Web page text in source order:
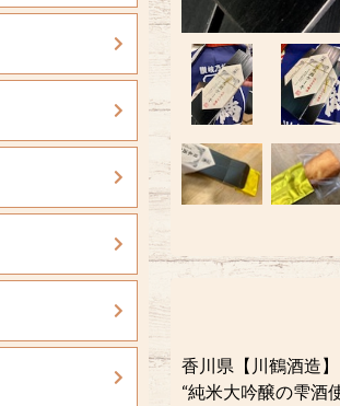
香川県【川鶴酒造】
“純米大吟醸の雫酒